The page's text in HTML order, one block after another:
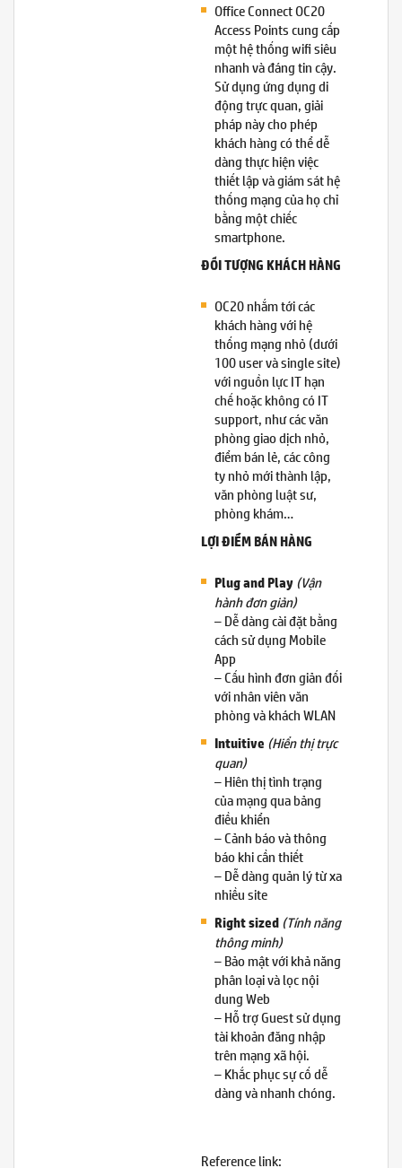
Office Connect OC20
Access Points cung cấp
một hệ thống wifi siêu
nhanh và đáng tin cậy.
Sử dụng ứng dụng di
động trực quan, giải
pháp này cho phép
khách hàng có thể dễ
dàng thực hiện việc
thiết lập và giám sát hệ
thống mạng của họ chỉ
bằng một chiếc
smartphone.
ĐỐI TƯỢNG KHÁCH HÀNG
OC20 nhắm tới các
khách hàng với hệ
thống mạng nhỏ (dưới
100 user và single site)
với nguồn lực IT hạn
chế hoặc không có IT
support, như các văn
phòng giao dịch nhỏ,
điểm bán lẻ, các công
ty nhỏ mới thành lập,
văn phòng luật sư,
phòng khám…
LỢI ĐIỂM BÁN HÀNG
Plug and Play(Vận
hành đơn giản)
– Dễ dàng cài đặt bằng
cách sử dụng Mobile
App
– Cấu hình đơn giản đối
với nhân viên văn
phòng và khách WLAN
Intuitive (Hiển thị trực
quan)
– Hiên thị tình trạng
của mạng qua bảng
điều khiển
– Cảnh báo và thông
báo khi cần thiết
– Dễ dàng quản lý từ xa
nhiều site
Right sized(Tính năng
thông minh)
– Bảo mật với khả năng
phân loại và lọc nội
dung Web
– Hỗ trợ Guest sử dụng
tài khoản đăng nhập
trên mạng xã hội.
– Khắc phục sự cố dễ
dàng và nhanh chóng.
Reference link: